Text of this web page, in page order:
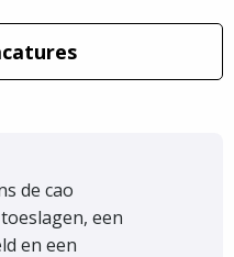
de cao
een
en een